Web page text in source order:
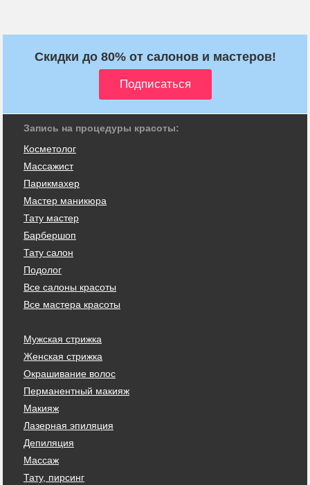
Скидки до 80% от салонов и мастеров!
Запись на процедуры красоты:
Косметолог
Массажист
Парикмахер
Мастер маникюра
Тату мастер
Барбершоп
Тату салон
Подолог
Все салоны красоты
Все мастера красоты
Мужская стрижка
Женская стрижка
Окрашивание волос
Перманентный макияж
Макияж
Лазерная эпиляция
Депиляция
Массаж
Тату, пирсинг